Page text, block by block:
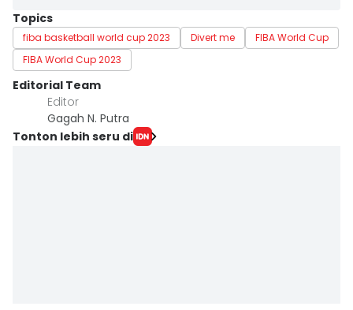
Topics
fiba basketball world cup 2023 Divert me
FIBA World Cup
FIBA World Cup 2023
Editorial Team
Editor
Gagah N. Putra
Tonton lebih seru di